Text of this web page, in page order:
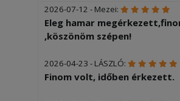
2026-07-12 - Mezei:
Eleg hamar
,köszönöm szépen!
2026-04-23 - LÁSZLÓ:
Finom volt, időben érkezett.